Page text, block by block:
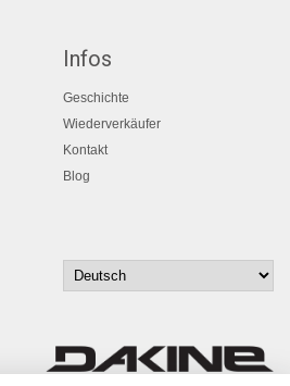
Infos
Geschichte
Wiederverkäufer
Kontakt
Blog